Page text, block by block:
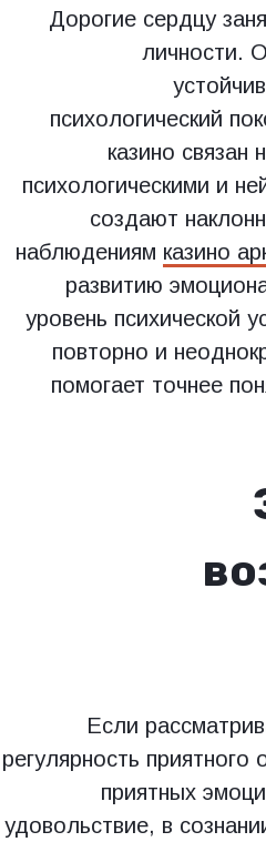
Дорогие сердцу
личности.
психологический
казино связан
психологическими и
создают
наблюдениям казино
развитию
уровень психической
повторно и
помогает точнее
Если
регулярность
приятных
удовольствие, в